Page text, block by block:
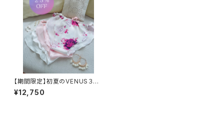
【期間限定】初夏のVENUS３枚
セット
¥12,750